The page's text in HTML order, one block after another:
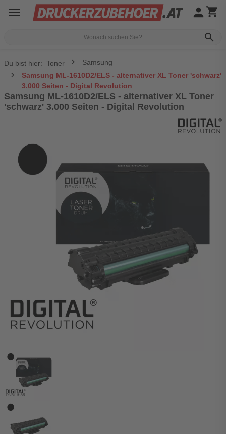
menu
search
person shopping_cart
Du bist hier: Toner
Samsung
Samsung ML-1610D2/ELS - alternativer XL Toner 'schwarz'
3.000 Seiten - Digital Revolution
Samsung ML-1610D2/ELS - alternativer XL Toner
'schwarz' 3.000 Seiten - Digital Revolution